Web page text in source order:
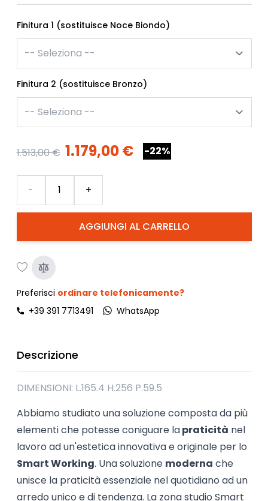
Finitura 1 (sostituisce Noce Biondo)
Finitura 2 (sostituisce Bronzo)
1.513,00 € 1.179,00 € -22%
AGGIUNGI AL CARRELLO
- +
Preferisci ordinare telefonicamente?
+39 391 7713491
WhatsApp
Descrizione
DIMENSIONI: L.165.4 H.256 P.59.5
Abbiamo studiato una soluzione composta da più
elementi che potesse coniguare lapraticità nel
lavoro ad un'estetica innovativa e originale per lo
Smart Working. Una soluzione moderna che
unisce la praticità essenziale nel quotidiano ad un
arredo unico e di tendenza. La zona studio Smart